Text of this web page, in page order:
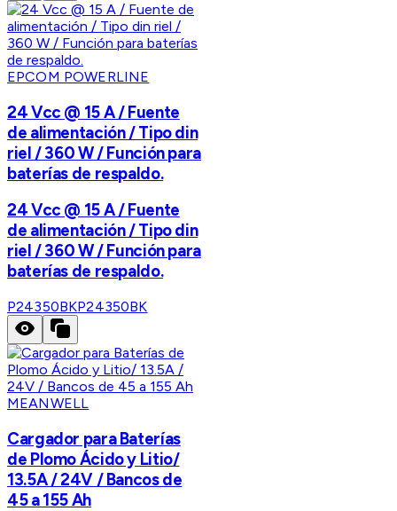
EPCOM POWERLINE
24 Vcc @ 15 A / Fuente
de alimentación / Tipo din
riel / 360 W / Función para
baterías de respaldo.
24 Vcc @ 15 A / Fuente
de alimentación / Tipo din
riel / 360 W / Función para
baterías de respaldo.
P24350BKP24350BK
MEANWELL
Cargador para Baterías
de Plomo Ácido y Litio/
13.5A / 24V / Bancos de
45 a 155 Ah